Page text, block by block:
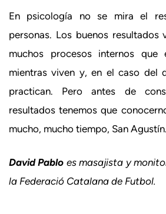
En psicología no se mira el
personas. Los buenos resultados
muchos procesos internos que
mientras viven y, en el caso del
practican. Pero antes de
resultados tenemos que
mucho, mucho tiempo, San Agustín.
David Pablo es masajista y
la Federació Catalana de Futbol.